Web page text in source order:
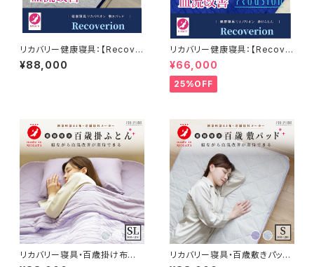
リカバリー健康寝具：【Recove
rion】リカバリオン敷きパッド プ
ラウシオン加工 100×200cm
¥88,000
リカバリー健康寝具：【Recove
rion】リカバリオン掛け布団＜プ
ラウシオン加工＞150×210cm
¥66,000
25%OFF
リカバリー寝具・百歳掛け布団
リカバリー寝具・百歳敷きパッド